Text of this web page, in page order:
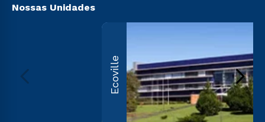
Nossas Unidades
Ecoville